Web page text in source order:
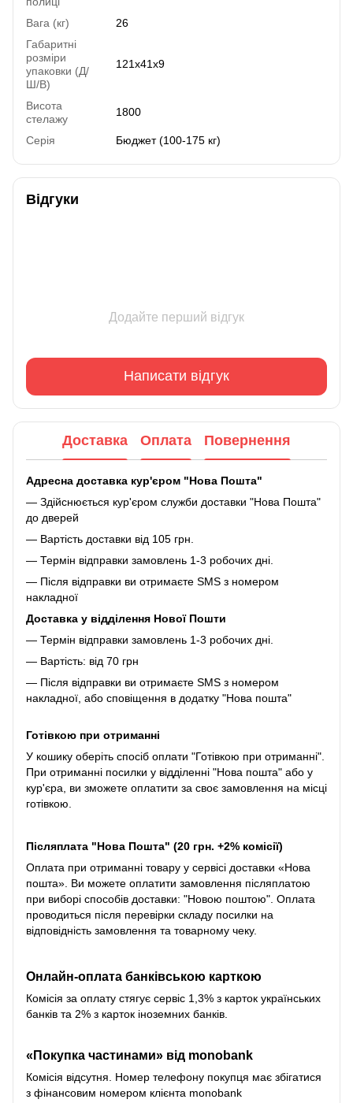
Вага (кг)
26
Габаритні
розміри
упаковки (Д/
Ш/В)
121х41х9
Висота
стелажу
1800
Серія Бюджет (100-175 кг)
Відгуки
Додайте перший відгук
Написати відгук
Доставка Оплата Повернення
Адресна доставка кур'єром "Нова Пошта"
— Здійснюється кур'єром служби доставки "Нова Пошта"
до дверей
— Вартість доставки від 105 грн.
— Термін відправки замовлень 1-3 робочих дні.
— Після відправки ви отримаєте SMS з номером
накладної
Доставка у відділення Нової Пошти
— Термін відправки замовлень 1-3 робочих дні.
— Вартість: від 70 грн
— Після відправки ви отримаєте SMS з номером
накладної, або сповіщення в додатку "Нова пошта"
Готівкою при отриманні
У кошику оберіть спосіб оплати "Готівкою при отриманні".
При отриманні посилки у відділенні "Нова пошта" або у
кур'єра, ви зможете оплатити за своє замовлення на місці
готівкою.
Післяплата "Нова Пошта" (20 грн. +2% комісії)
Оплата при отриманні товару у сервісі доставки «Нова
пошта». Ви можете оплатити замовлення післяплатою
при виборі способів доставки: "Новою поштою". Оплата
проводиться після перевірки складу посилки на
відповідність замовлення та товарному чеку.
Онлайн-оплата банківською карткою
Комісія за оплату стягує сервіс 1,3% з карток українських
банків та 2% з карток іноземних банків.
«Покупка частинами» від monobank
Комісія відсутня. Номер телефону покупця має збігатися
з фінансовим номером клієнта monobank